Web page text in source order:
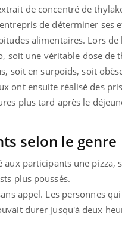
de concentré de
de déterminer ses
alimentaires. Lors
soit une véritable dose de
soit en surpoids, soit
ont ensuite réalisé des
plus tard après le
selon le genre
participants une pizza,
plus poussés.
appel. Les personnes
durer jusqu'à deux